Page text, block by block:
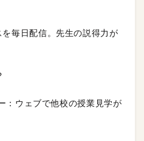
を毎日配信。先生の説得力が
：ウェブで他校の授業見学が